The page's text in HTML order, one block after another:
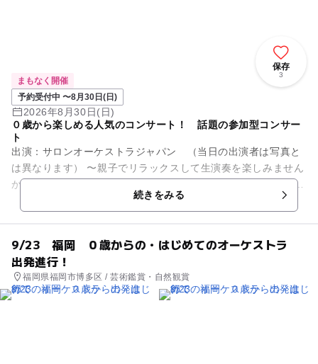
保存
3
まもなく開催
予約受付中 〜8月30日(日)
2026年8月30日(日)
０歳から楽しめる人気のコンサート！ 話題の参加型コンサー
ト
出演：サロンオーケストラジャパン （当日の出演者は写真と
は異なります） 〜親子でリラックスして生演奏を楽しみません
か？〜 オーディションで選ばれた優秀な演奏家で構成されてお
続きをみる
9/23 福岡 ０歳からの・はじめてのオーケストラ
出発進行！
福岡県福岡市博多区 / 芸術鑑賞・自然観賞